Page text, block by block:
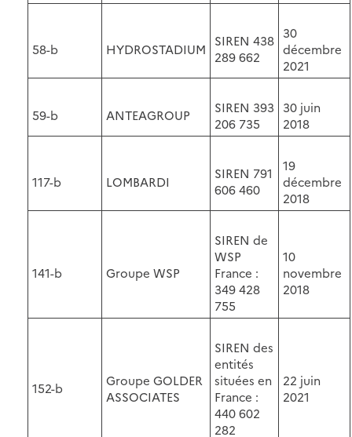
58-b HYDROSTADIUM
SIREN 438
289 662
30
décembre
2021
59-b ANTEAGROUP
SIREN 393
206 735
30 juin
2018
117-b LOMBARDI
SIREN 791
606 460
19
décembre
2018
141-b Groupe WSP
SIREN de
WSP
France :
349 428
755
10
novembre
2018
152-b
Groupe GOLDER
ASSOCIATES
SIREN des
entités
situées en
France :
440 602
282
22 juin
2021